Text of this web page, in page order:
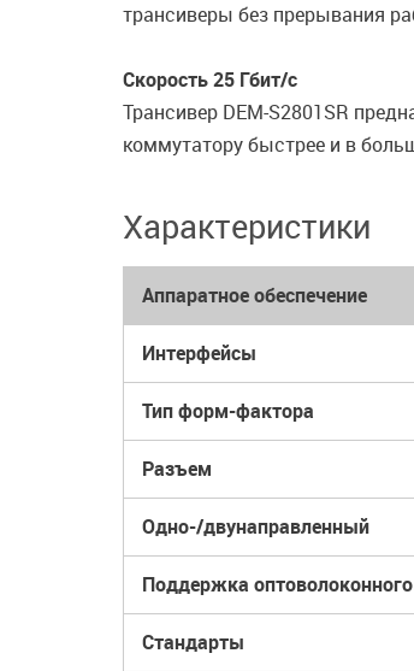
трансиверы без прерывания
Скорость 25 Гбит/с
Трансивер DEM-S2801SR
коммутатору быстрее и в
Характеристики
Аппаратное обеспечение
Интерфейсы
Тип форм-фактора
Разъем
Одно-/двунаправленный
Поддержка
Стандарты